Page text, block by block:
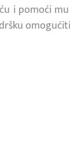
i pomoći